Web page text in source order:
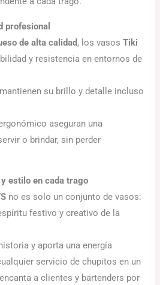
profesional
de alta calidad, los vasosTiki
y resistencia en entornos de
su brillo y detalle incluso
aseguran una
o brindar, sin perder
estilo en cada trago
no es solo un conjunto de vasos:
festivo y creativo de la
y aporta una energía
servicio de chupitos en un
a clientes y bartenders por